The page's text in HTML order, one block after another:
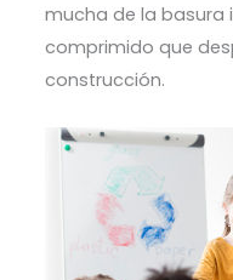
mucha de la basura
comprimido que
construcción.